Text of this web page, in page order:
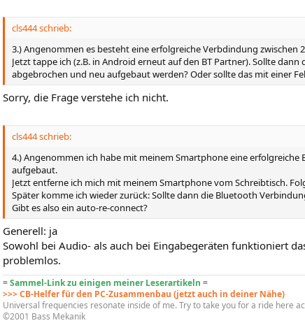
cls444 schrieb:
3.) Angenommen es besteht eine erfolgreiche Verbdindung zwischen
Jetzt tappe ich (z.B. in Android erneut auf den BT Partner). Sollte
abgebrochen und neu aufgebaut werden? Oder sollte das mit einer
Sorry, die Frage verstehe ich nicht.
cls444 schrieb:
4.) Angenommen ich habe mit meinem Smartphone eine
aufgebaut.
Jetzt entferne ich mich mit meinem Smartphone vom Schreibtisch.
Später komme ich wieder zurück: Sollte dann die Bluetooth
Gibt es also ein auto-re-connect?
Generell: ja
Sowohl bei Audio- als auch bei Eingabegeräten funktioniert
problemlos.
=Sammel-Link zu einigen meiner Leserartikeln =
>>> CB-Helfer für den PC-Zusammenbau (jetzt auch in deiner Nähe)
Universal frequencies resonate inside of me. Try to take you for a ride here
©2001 Bass Mekanik